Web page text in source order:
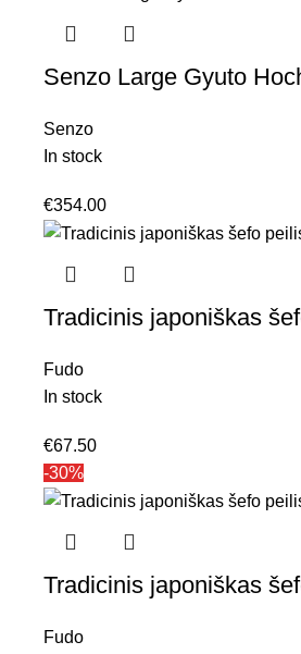
Senzo Large Gyuto
Senzo
In stock
€354.00
Tradicinis japoniškas
Fudo
In stock
€67.50
-30%
Tradicinis japoniškas
Fudo